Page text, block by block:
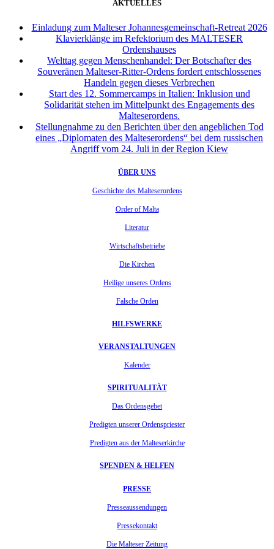
AKTUELLES
Einladung zum Malteser Johannesgemeinschaft-Retreat 2026
Klavierklänge im Refektorium des MALTESER
Ordenshauses
Welttag gegen Menschenhandel: Der Botschafter des
Souveränen Malteser-Ritter-Ordens fordert entschlossenes
Handeln gegen dieses Verbrechen
Start des 12. Sommercamps in Italien: Inklusion und
Solidarität stehen im Mittelpunkt des Engagements des
Malteserordens.
Stellungnahme zu den Berichten über den angeblichen Tod
eines „Diplomaten des Malteserordens“ bei dem russischen
Angriff vom 24. Juli in der Region Kiew
ÜBER UNS
Geschichte des Malteserordens
Order of Malta
Literatur
Wirtschaftsbetriebe
Die Kirchen
Heilige unseres Ordens
Falsche Orden
HILFSWERKE
VERANSTALTUNGEN
Kalender
SPIRITUALITÄT
Das Ordensgebet
Predigten unserer Ordenspriester
Predigten aus der Malteserkirche
SPENDEN & HELFEN
PRESSE
Presseaussendungen
Pressekontakt
Die Malteser Zeitung